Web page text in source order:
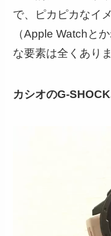
で、ピカピカなイ
（Apple Watchと
な要素は全くあり
カシオのG-